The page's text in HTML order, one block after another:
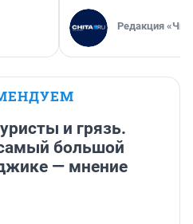
Редакция
и грязь.
большой
— мнение